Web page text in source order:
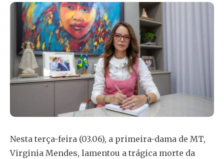
Nesta terça-feira (03.06), a primeira-dama de MT,
Virginia Mendes, lamentou a trágica morte da